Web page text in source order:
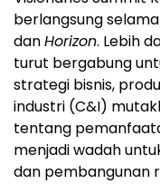
berlangsung
danHorizon. Lebih
turut bergabung
strategi bisnis,
industri (C&I)
tentang
menjadi wadah
dan pembangunan